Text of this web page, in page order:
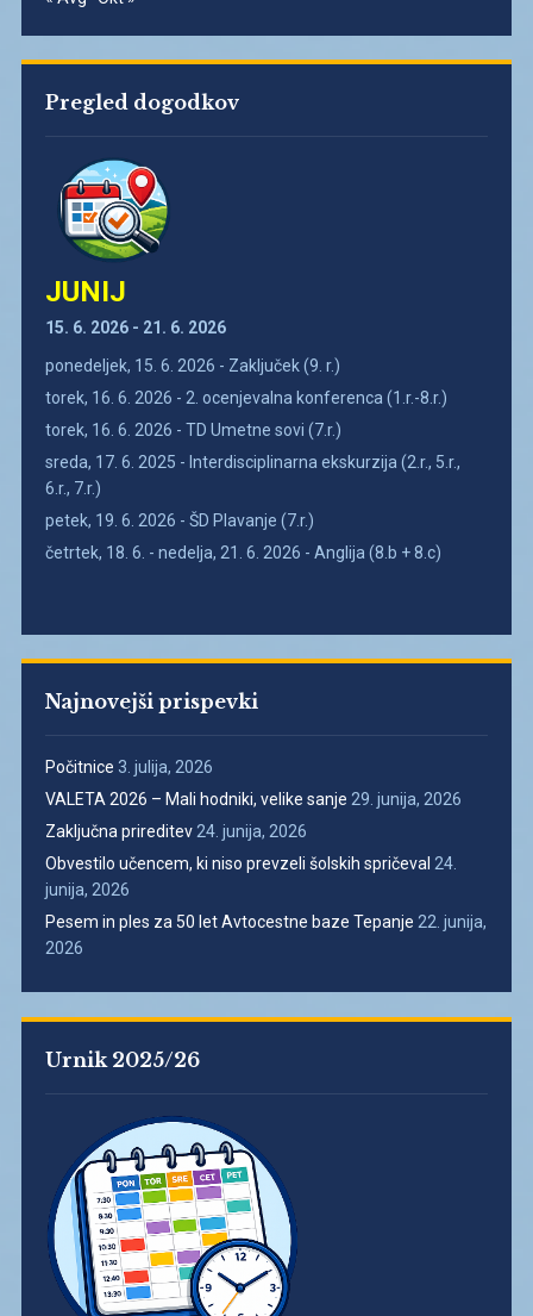
Pregled dogodkov
JUNIJ
15. 6. 2026 - 21. 6. 2026
ponedeljek, 15. 6. 2026 - Zaključek (9. r.)
torek, 16. 6. 2026 - 2. ocenjevalna konferenca (1.r.-8.r.)
torek, 16. 6. 2026 - TD Umetne sovi (7.r.)
sreda, 17. 6. 2025 - Interdisciplinarna ekskurzija (2.r., 5.r.,
6.r., 7.r.)
petek, 19. 6. 2026 - ŠD Plavanje (7.r.)
četrtek, 18. 6. - nedelja, 21. 6. 2026 - Anglija (8.b + 8.c)
Najnovejši prispevki
Počitnice 3. julija, 2026
VALETA 2026 – Mali hodniki, velike sanje 29. junija, 2026
Zaključna prireditev 24. junija, 2026
Obvestilo učencem, ki niso prevzeli šolskih spričeval 24.
junija, 2026
Pesem in ples za 50 let Avtocestne baze Tepanje 22. junija,
2026
Urnik 2025/26